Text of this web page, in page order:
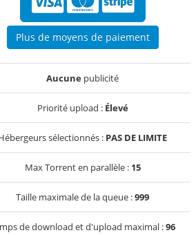
Plus de moyens de paiement
Aucune publicité
Priorité upload : Élevé
sélectionnés : PAS DE LIMITE
Max Torrent en parallèle : 15
Taille maximale de la queue :999
de download et d'upload maximal :96